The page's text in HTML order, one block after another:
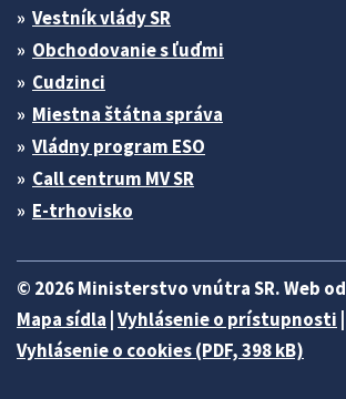
Vestník vlády SR
Obchodovanie s ľuďmi
Cudzinci
Miestna štátna správa
Vládny program ESO
Call centrum MV SR
E-trhovisko
© 2026 Ministerstvo vnútra SR. Web od
Mapa sídla Vyhlásenie o prístupnosti
Vyhlásenie o cookies (PDF, 398 kB)